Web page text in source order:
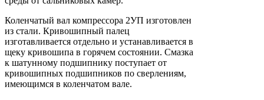
Коленчатый вал компрессора 2УП изготовлен
из стали. Кривошипный палец
изготавливается отдельно и устанавливается в
щеку кривошипа в горячем состоянии. Смазка
к шатунному подшипнику поступает от
кривошипных подшипников по сверлениям,
имеющимся в коленчатом вале.